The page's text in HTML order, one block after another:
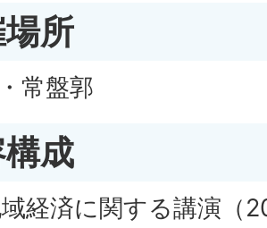
所
常盤郭
成
域経済に関する講演（